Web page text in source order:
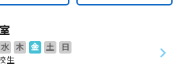
水 木 金 土
日
生